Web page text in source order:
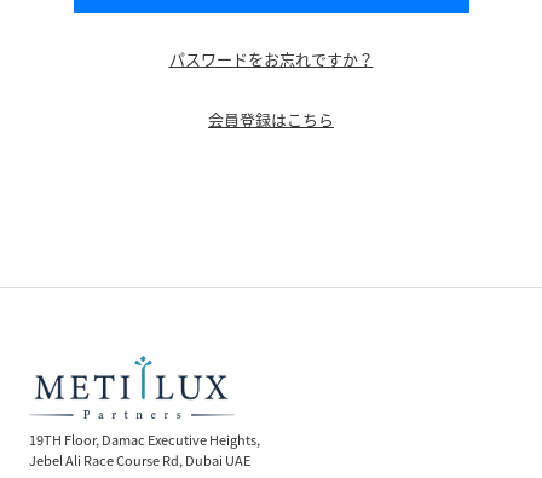
パスワードをお忘れですか？
会員登録はこちら
19TH Floor, Damac Executive Heights,
Jebel Ali Race Course Rd, Dubai UAE